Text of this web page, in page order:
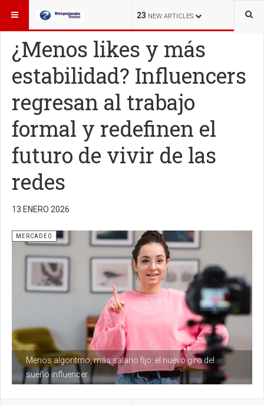
23 NEW ARTICLES
ESTÁ AQUÍ: MERCADEO
¿Menos likes y más
estabilidad? Influencers
regresan al trabajo
formal y redefinen el
futuro de vivir de las
redes
13 ENERO 2026
Menos algoritmo, más salario fijo: el nuevo giro del
sueño influencer
MERCADEO